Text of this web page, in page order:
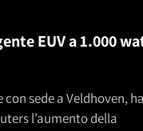
EUV a 1.000
sede a Veldhoven, ha
l’aumento della